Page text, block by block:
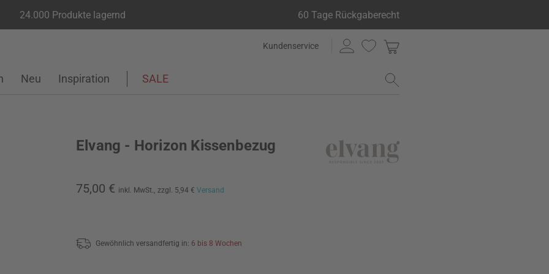
24.000 Produkte lagernd 60 Tage Rückgaberecht
Kundenservice
Neu Inspiration SALE
Elvang - Horizon Kissenbezug
75,00 € inkl. MwSt., zzgl. 5,94 € Versand
Gewöhnlich versandfertig in: 6 bis 8 Wochen